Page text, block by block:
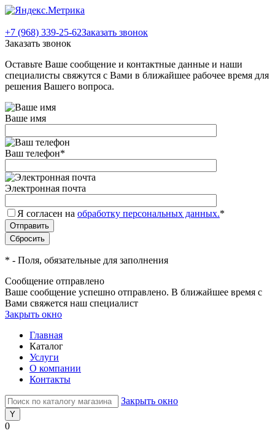
+7 (968) 339-25-62Заказать звонок
Заказать звонок
Оставьте Ваше сообщение и контактные данные и наши
специалисты свяжутся с Вами в ближайшее рабочее время для
решения Вашего вопроса.
Ваше имя
Ваш телефон*
Электронная почта
Я согласен на обработку персональных данных.*
* - Поля, обязательные для заполнения
Сообщение отправлено
Ваше сообщение успешно отправлено. В ближайшее время с
Вами свяжется наш специалист
Закрыть окно
Главная
Каталог
Услуги
О компании
Контакты
Закрыть окно
0